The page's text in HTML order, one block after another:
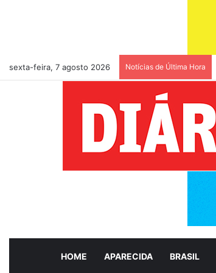
sexta-feira, 7 agosto 2026 Notícias de Última Hora
HOME APARECIDA BRASIL